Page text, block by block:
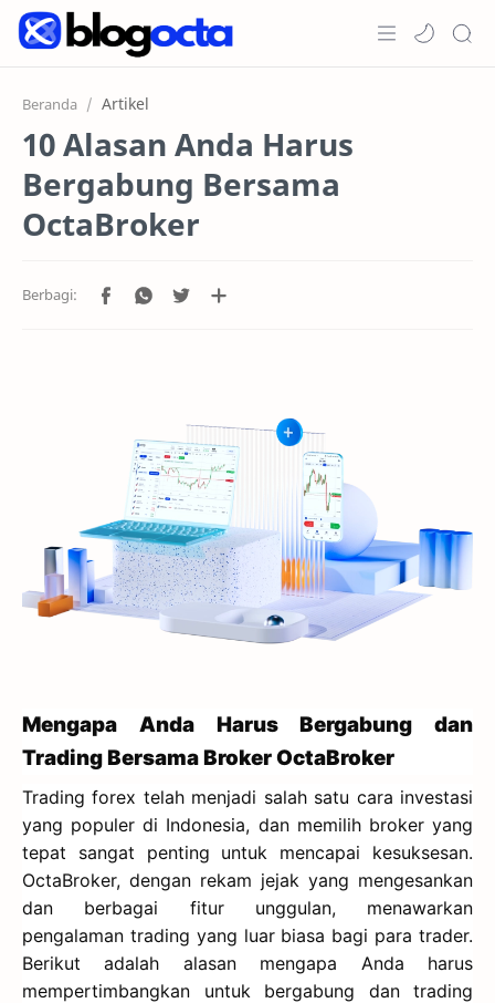
Post
Promosi
Copy Trading
Beranda Artikel
10 Alasan Anda Harus
Bergabung Bersama
OctaBroker
Mengapa Anda Harus Bergabung dan
Trading Bersama Broker OctaBroker
Trading forex telah menjadi salah satu cara investasi
yang populer di Indonesia, dan memilih broker yang
tepat sangat penting untuk mencapai kesuksesan.
OctaBroker, dengan rekam jejak yang mengesankan
dan berbagai fitur unggulan, menawarkan
pengalaman trading yang luar biasa bagi para trader.
Berikut adalah alasan mengapa Anda harus
mempertimbangkan untuk bergabung dan trading